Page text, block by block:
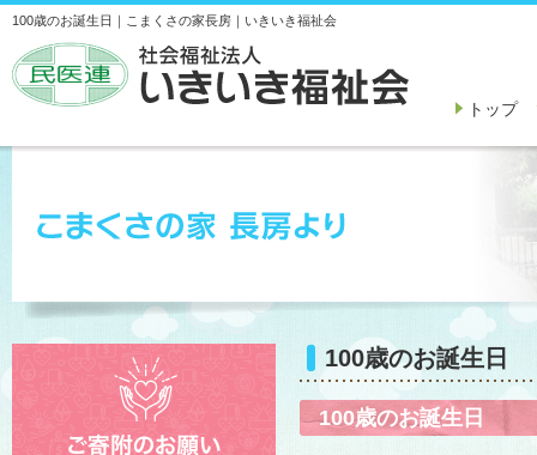
100歳のお誕生日｜こまくさの家長房｜いきいき福祉会
トップ
100歳のお誕生日
100歳のお誕生日